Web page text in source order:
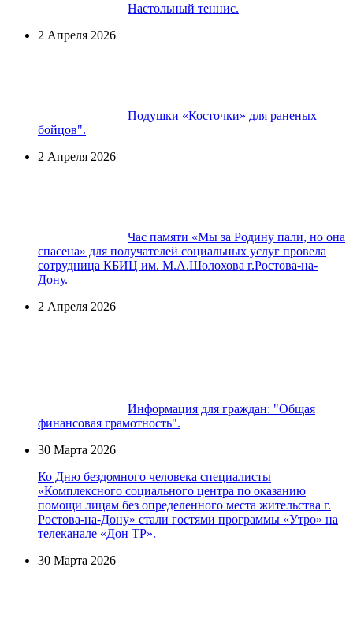
Настольный теннис.
2 Апреля 2026
Подушки «Косточки» для раненых
бойцов".
2 Апреля 2026
Час памяти «Мы за Родину пали, но она
спасена» для получателей социальных услуг провела
сотрудница КБИЦ им. М.А.Шолохова г.Ростова-на-
Дону.
2 Апреля 2026
Информация для граждан: "Общая
финансовая грамотность".
30 Марта 2026
Ко Дню бездомного человека специалисты
«Комплексного социального центра по оказанию
помощи лицам без определенного места жительства г.
Ростова-на-Дону» стали гостями программы «Утро» на
телеканале «Дон ТР».
30 Марта 2026